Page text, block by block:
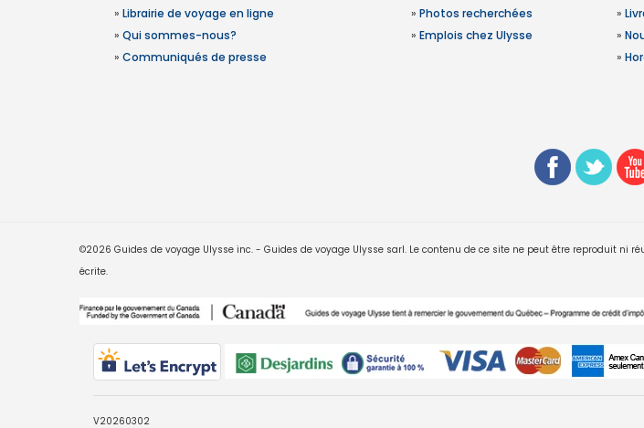
» Librairie de voyage en ligne
» Qui sommes-nous?
» Communiqués de presse
» Photos recherchées
» Emplois chez Ulysse
»
»
»
©2026 Guides de voyage Ulysse inc. - Guides de voyage Ulysse sarl. Le contenu de ce site ne peut être reproduit ni
écrite.
V20260302